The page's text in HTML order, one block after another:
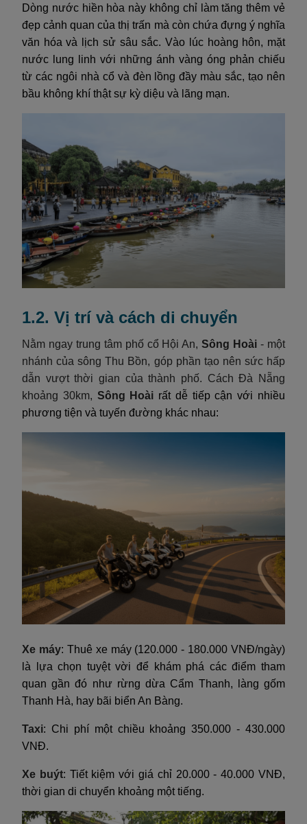
Dòng nước hiền hòa này không chỉ làm tăng thêm vẻ
đẹp cảnh quan của thị trấn mà còn chứa đựng ý nghĩa
văn hóa và lịch sử sâu sắc. Vào lúc hoàng hôn, mặt
nước lung linh với những ánh vàng óng phản chiếu
từ các ngôi nhà cổ và đèn lồng đầy màu sắc, tạo nên
bầu không khí thật sự kỳ diệu và lãng mạn.
1.2. Vị trí và cách di chuyển
Nằm ngay trung tâm phố cổ Hội An,Sông Hoài - một
nhánh của sông Thu Bồn, góp phần tạo nên sức hấp
dẫn vượt thời gian của thành phố. Cách Đà Nẵng
khoảng 30km, Sông Hoài rất dễ tiếp cận với nhiều
phương tiện và tuyến đường khác nhau:
Xe máy: Thuê xe máy (120.000 - 180.000 VNĐ/ngày)
là lựa chọn tuyệt vời để khám phá các điểm tham
quan gần đó như rừng dừa Cẩm Thanh, làng gốm
Thanh Hà, hay bãi biển An Bàng.
Taxi: Chi phí một chiều khoảng 350.000 - 430.000
VNĐ.
Xe buýt: Tiết kiệm với giá chỉ 20.000 - 40.000 VNĐ,
thời gian di chuyển khoảng một tiếng.